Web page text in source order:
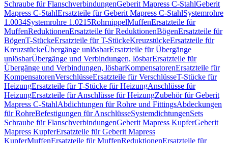
Schraube für FlanschverbindungenGeberit Mapress C-StahlGeberit
Mapress C-StahlErsatzteile für Geberit Mapress C-StahlSystemrohre
1.0034Systemrohre 1.0215RohrnippelMuffenErsatzteile für
MuffenReduktionenErsatzteile für ReduktionenBögenErsatzteile für
BögenT-StückeErsatzteile für T-StückeKreuzstückeErsatzteile für
KreuzstückeÜbergänge unlösbarErsatzteile für Übergänge
unlösbarÜbergänge und Verbindungen, lösbarErsatzteile für
Übergänge und Verbindungen, lösbarKompensatorenErsatzteile für
KompensatorenVerschlüsseErsatzteile für VerschlüsseT-Stücke für
HeizungErsatzteile für T-Stücke für HeizungAnschlüsse für
HeizungErsatzteile für Anschlüsse für HeizungZubehör für Geberit
Mapress C-StahlAbdichtungen für Rohre und FittingsAbdeckungen
für RohreBefestigungen für AnschlüsseSystemdichtungenSets
Schraube für FlanschverbindungenGeberit Mapress KupferGeberit
Mapress KupferErsatzteile für Geberit Mapress
KupferMuffenErsatzteile für MuffenReduktionenErsatzteile für